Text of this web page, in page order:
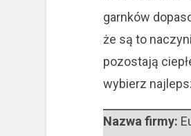
garnków
że są to
pozostają
wybierz
Nazwa firmy: